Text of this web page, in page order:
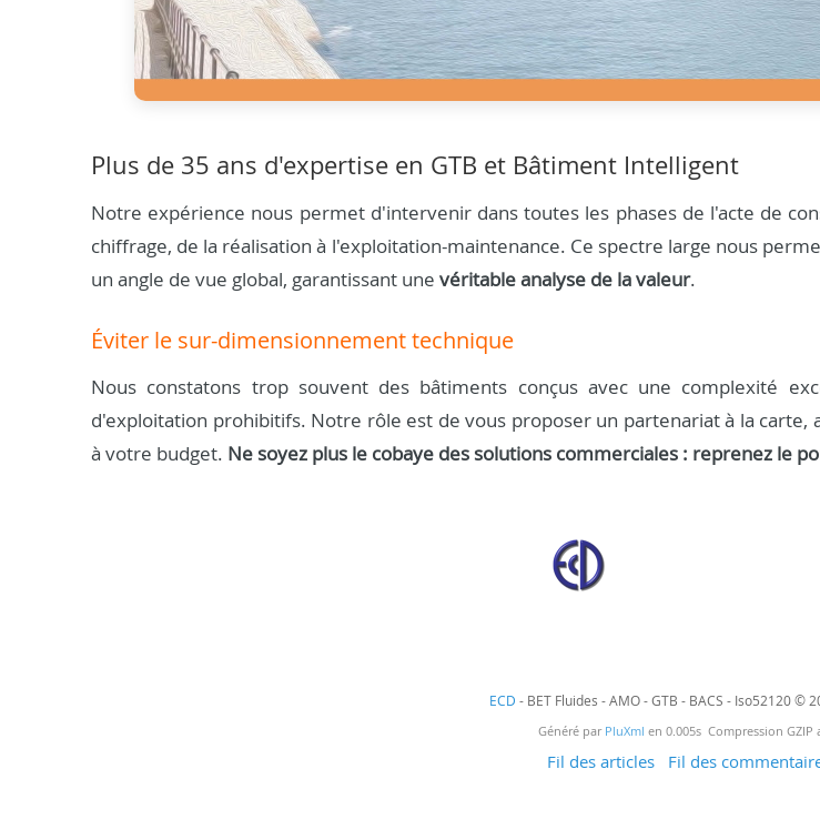
Plus de 35 ans d'expertise en GTB et Bâtiment Intelligent
Notre expérience nous permet d'intervenir dans toutes les phases de l'acte de
chiffrage, de la réalisation à l'exploitation-maintenance. Ce spectre large nous
un angle de vue global, garantissant une véritable analyse de la valeur.
Éviter le sur-dimensionnement technique
Nous constatons trop souvent des bâtiments conçus avec une complexité
d'exploitation prohibitifs. Notre rôle est de vous proposer un partenariat à la carte,
à votre budget. Ne soyez plus le cobaye des solutions commerciales : reprenez le
ECD - BET Fluides - AMO - GTB - BACS - Iso52120 ©
Généré par PluXml en 0.005s Compression GZIP
Fil des articles Fil des